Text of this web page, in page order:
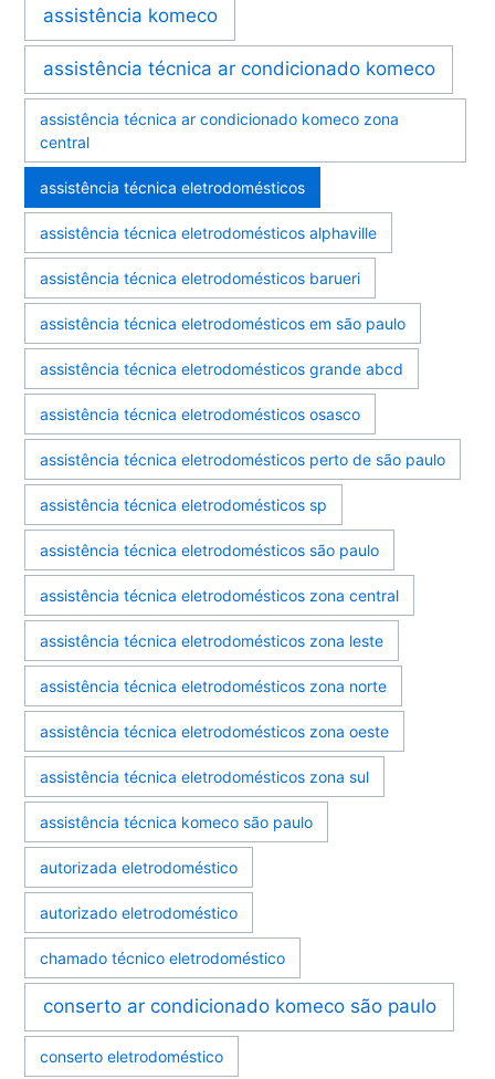
assistência komeco
assistência técnica ar condicionado komeco
assistência técnica ar condicionado komeco zona
central
assistência técnica eletrodomésticos
assistência técnica eletrodomésticos alphaville
assistência técnica eletrodomésticos barueri
assistência técnica eletrodomésticos em são paulo
assistência técnica eletrodomésticos grande abcd
assistência técnica eletrodomésticos osasco
assistência técnica eletrodomésticos perto de são paulo
assistência técnica eletrodomésticos sp
assistência técnica eletrodomésticos são paulo
assistência técnica eletrodomésticos zona central
assistência técnica eletrodomésticos zona leste
assistência técnica eletrodomésticos zona norte
assistência técnica eletrodomésticos zona oeste
assistência técnica eletrodomésticos zona sul
assistência técnica komeco são paulo
autorizada eletrodoméstico
autorizado eletrodoméstico
chamado técnico eletrodoméstico
conserto ar condicionado komeco são paulo
conserto eletrodoméstico